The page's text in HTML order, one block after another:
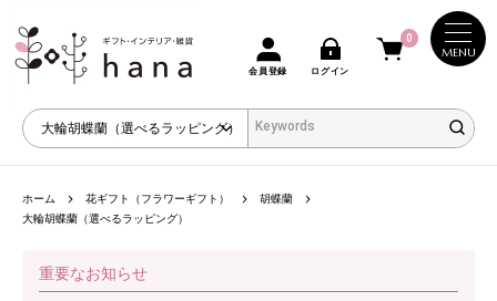
MENU
会員登録 ログイン
0
ホーム 花ギフト（フラワーギフト）
胡蝶蘭
大輪胡蝶蘭（選べるラッピング）
重要なお知らせ